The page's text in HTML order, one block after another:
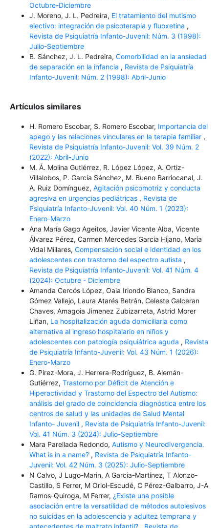
Octubre-Diciembre
J. Moreno, J. L. Pedreira, El tratamiento del mutismo
electivo: integración de psicoterapia y fluoxetina ,
Revista de Psiquiatría Infanto-Juvenil: Núm. 3 (1998):
Julio-Septiembre
B. Sánchez, J. L. Pedreira, Comorbilidad en la ansiedad
de separación en la infancia , Revista de Psiquiatría
Infanto-Juvenil: Núm. 2 (1998): Abril-Junio
Artículos similares
H. Romero Escobar, S. Romero Escobar, Importancia del
apego y las relaciones vinculares en la terapia familiar ,
Revista de Psiquiatría Infanto-Juvenil: Vol. 39 Núm. 2
(2022): Abril-Junio
M. Á. Molina Gutiérrez, R. López López, A. Ortiz-
Villalobos, P. García Sánchez, M. Bueno Barriocanal, J.
A. Ruiz Domínguez, Agitación psicomotriz y conducta
agresiva en urgencias pediátricas , Revista de
Psiquiatría Infanto-Juvenil: Vol. 40 Núm. 1 (2023):
Enero-Marzo
Ana María Gago Ageitos, Javier Vicente Alba, Vicente
Álvarez Pérez, Carmen Mercedes Garcia Hijano, María
Vidal Millares, Compensación social e identidad en los
adolescentes con trastorno del espectro autista ,
Revista de Psiquiatría Infanto-Juvenil: Vol. 41 Núm. 4
(2024): Octubre - Diciembre
Amanda Cercós López, Oaia Iriondo Blanco, Sandra
Gómez Vallejo, Laura Atarés Betrán, Celeste Galceran
Chaves, Amagoia Jimenez Zubizarreta, Astrid Morer
Liñan, La hospitalización aguda domiciliaria como
alternativa al ingreso hospitalario en niños y
adolescentes con patología psiquiátrica aguda , Revista
de Psiquiatría Infanto-Juvenil: Vol. 43 Núm. 1 (2026):
Enero-Marzo
G. Pírez-Mora, J. Herrera-Rodríguez, B. Alemán-
Gutiérrez, Trastorno por Déficit de Atención e
Hiperactividad y Trastorno del Espectro del Autismo:
análisis del grado de coincidencia diagnóstica entre los
centros de salud y las unidades de Salud Mental
Infanto- Juvenil , Revista de Psiquiatría Infanto-Juvenil:
Vol. 41 Núm. 3 (2024): Julio-Septiembre
Mara Parellada Redondo, Autismo y Neurodivergencia.
What is in a name? , Revista de Psiquiatría Infanto-
Juvenil: Vol. 42 Núm. 3 (2025): Julio-Septiembre
N Calvo, J Lugo-Marin, A Garcia-Martínez, T Alonzo-
Castillo, S Ferrer, M Oriol-Escudé, C Pérez-Galbarro, J-A
Ramos-Quiroga, M Ferrer, ¿Existe una posible
asociación entre la versatilidad de métodos autolesivos
no suicidas en la adolescencia y adultez temprana y
antecedentes de maltrato infantil?
Revista de